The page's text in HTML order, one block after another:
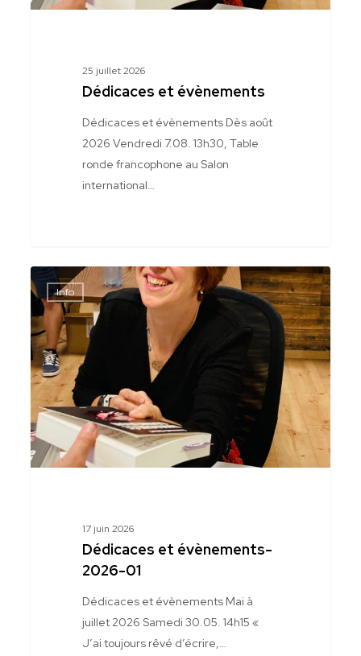
25 juillet 2026
Dédicaces et évènements
Dédicaces et évènements Dès août
2026 Vendredi 7.08. 13h30, Table
ronde francophone au Salon
international…
Dédicaces
et
évènements-
2026-
01
Info
17 juin 2026
Dédicaces et évènements-
2026-01
Dédicaces et évènements Mai à
juillet 2026 Samedi 30.05. 14h15 «
J’ai toujours rêvé d’écrire,…